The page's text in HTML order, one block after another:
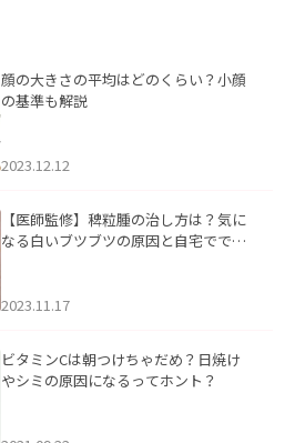
顔の大きさの平均はどのくらい？小顔
の基準も解説
2023.12.12
【医師監修】稗粒腫の治し方は？気に
なる白いブツブツの原因と自宅ででき
2023.11.17
ビタミンCは朝つけちゃだめ？日焼け
やシミの原因になるってホント？